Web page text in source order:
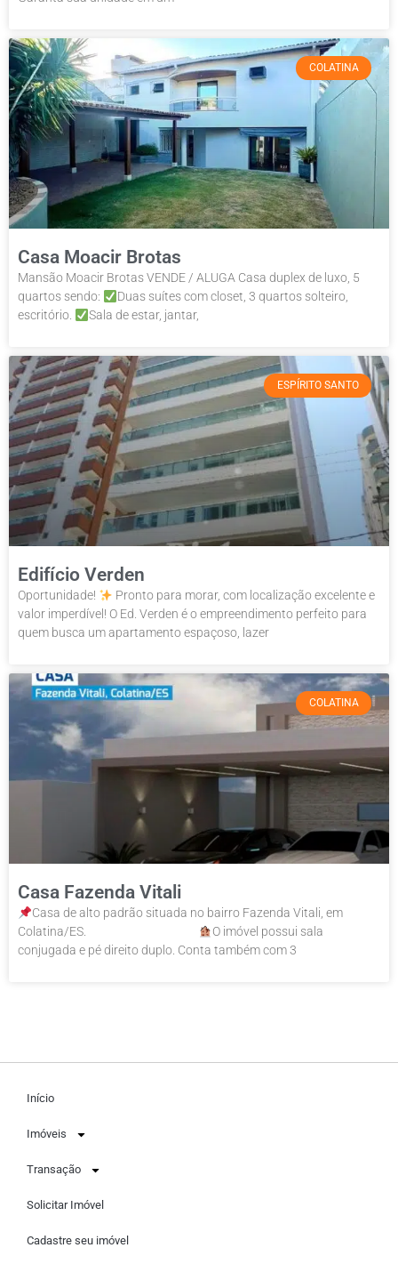
COLATINA
Casa Moacir Brotas
Mansão Moacir Brotas VENDE / ALUGA Casa duplex de luxo, 5
quartos sendo:
Duas suítes com closet, 3 quartos solteiro,
escritório.
Sala de estar, jantar,
ESPÍRITO SANTO
Edifício Verden
Oportunidade!
Pronto para morar, com localização excelente e
valor imperdível! O Ed. Verden é o empreendimento perfeito para
quem busca um apartamento espaçoso, lazer
COLATINA
Casa Fazenda Vitali
Casa de alto padrão situada no bairro Fazenda Vitali, em
Colatina/ES. ⠀⠀⠀⠀⠀⠀⠀⠀⠀⠀⠀⠀
O imóvel possui sala
conjugada e pé direito duplo. Conta também com 3
Início
Imóveis
Transação
Solicitar Imóvel
Cadastre seu imóvel